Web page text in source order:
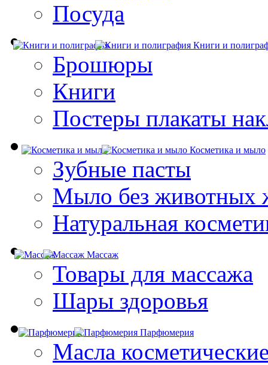
Посуда
Книги и
Брошюры
Книги
Постеры плакаты
Косметика и мыло
Зубные пасты
Мыло без животных
Натуральная
Массаж
Товары для массажа
Шары здоровья
Парфюмерия
Масла